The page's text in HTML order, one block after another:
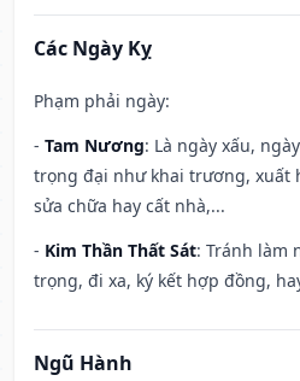
Các Ngày Kỵ
Phạm phải ngày:
- Tam Nương: Là ngày xấu,
trọng đại như khai trương, xuất
sửa chữa hay cất nhà,...
- Kim Thần Thất Sát: Tránh làm
trọng, đi xa, ký kết hợp đồng,
Ngũ Hành